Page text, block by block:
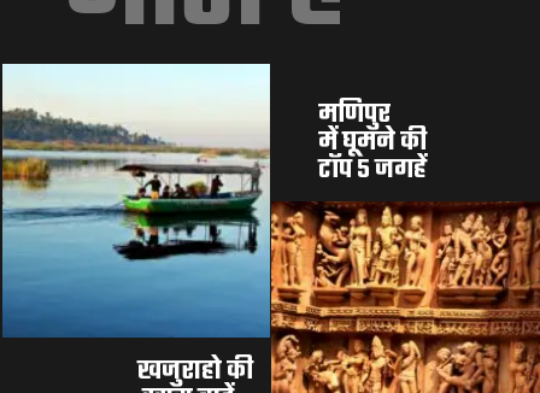
मणिपुर
में घूमने की
टॉप 5 जगहें
खजुराहो की